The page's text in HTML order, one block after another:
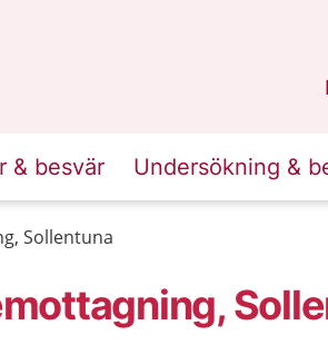
& besvär Undersökning &
Sollentuna